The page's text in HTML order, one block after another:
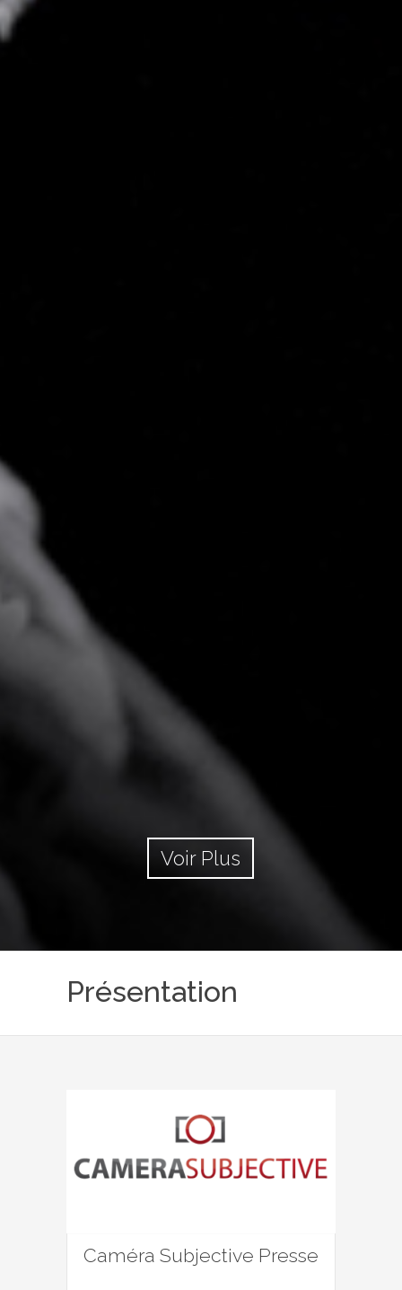
Voir Plus
Présentation
Caméra Subjective Presse